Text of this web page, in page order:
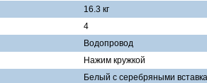
16.3 кг
4
Водопровод
Нажим кружкой
Белый с серебряными